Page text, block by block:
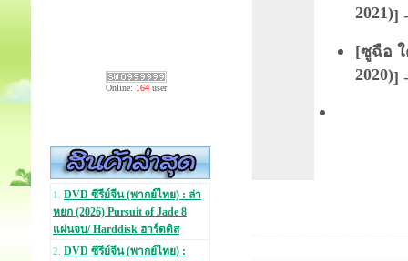
Online: 164 user
1. DVD ซีรีย์จีน (พากย์ไทย) : ล่า
หยก (2026) Pursuit of Jade 8
แผ่นจบ/ Harddisk ฮาร์ดดิส
2. DVD ซีรีย์จีน (พากย์ไทย) :
2021)]
[ซูฉือ ใ
2020)]